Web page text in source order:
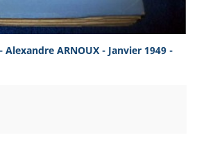
ARNOUX - Janvier 1949 -